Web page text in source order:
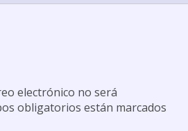
electrónico no será
obligatorios están marcados